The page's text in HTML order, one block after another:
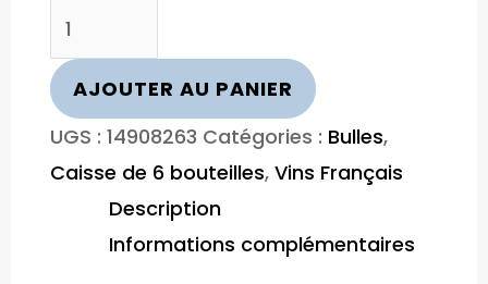
quantité
de
Plou
et
Traditionnelle
AJOUTER AU PANIER
UGS : 14908263 Catégories : Bulles,
Caisse de 6 bouteilles, Vins Français
Description
Informations complémentaires